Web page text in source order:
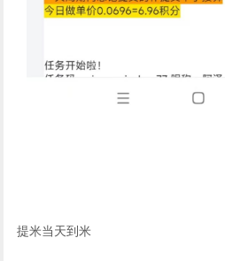
提米当天到米